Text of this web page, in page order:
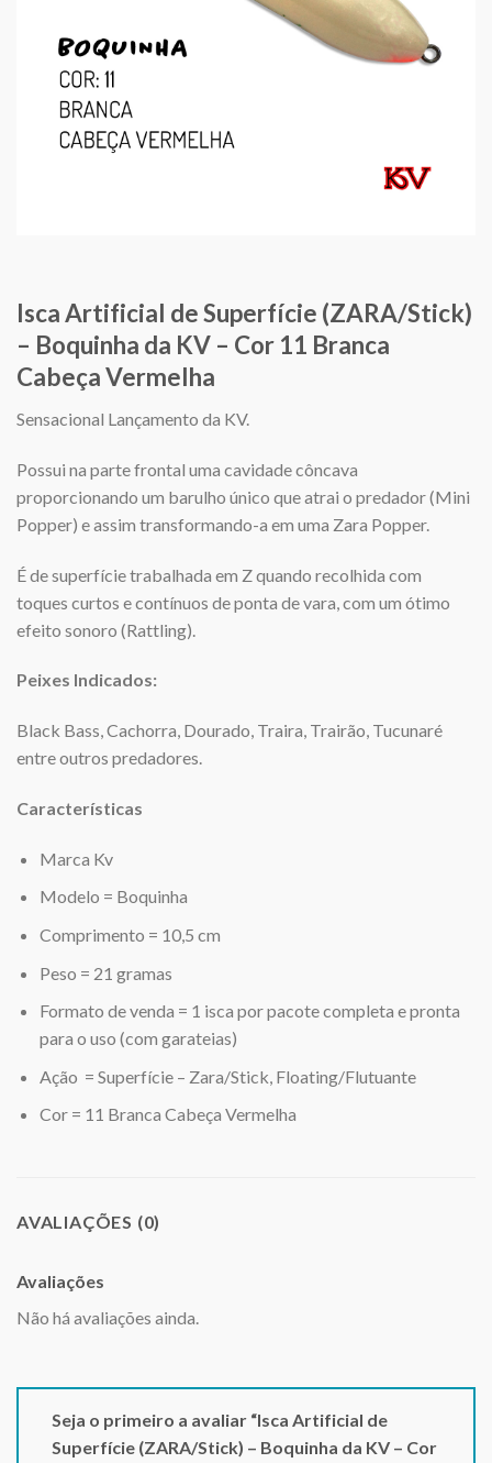
Isca Artificial de Superfície (ZARA/Stick)
– Boquinha da KV – Cor 11 Branca
Cabeça Vermelha
Sensacional Lançamento da KV.
Possui na parte frontal uma cavidade côncava
proporcionando um barulho único que atrai o predador (Mini
Popper) e assim transformando-a em uma Zara Popper.
É de superfície trabalhada em Z quando recolhida com
toques curtos e contínuos de ponta de vara, com um ótimo
efeito sonoro (Rattling).
Peixes Indicados:
Black Bass, Cachorra, Dourado, Traira, Trairão, Tucunaré
entre outros predadores.
Características
Marca Kv
Modelo = Boquinha
Comprimento = 10,5 cm
Peso = 21 gramas
Formato de venda = 1 isca por pacote completa e pronta
para o uso (com garateias)
Ação = Superfície – Zara/Stick, Floating/Flutuante
Cor = 11 Branca Cabeça Vermelha
AVALIAÇÕES (0)
Avaliações
Não há avaliações ainda.
Seja o primeiro a avaliar “Isca Artificial de
Superfície (ZARA/Stick) – Boquinha da KV – Cor